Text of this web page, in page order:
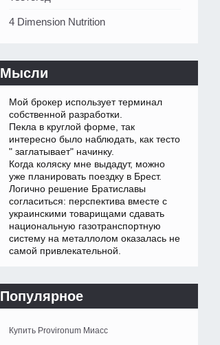
4 Dimension Nutrition
Мысли
Мой брокер использует терминал
собственной разработки.
Пекла в круглой форме, так
интересно было наблюдать, как тесто
" заглатывает" начинку.
Когда коляску мне выдадут, можно
уже планировать поездку в Брест.
Логично решение Братиславы
согласиться: перспектива вместе с
украинскими товарищами сдавать
национальную газотранспортную
систему на металлолом оказалась не
самой привлекательной.
Популярное
Купить Provironum Миасс